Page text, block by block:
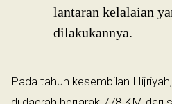
lantaran kelalaian
dilakukannya.
Pada tahun kesembilan